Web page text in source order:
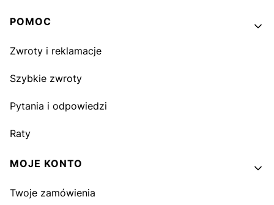
Linki w stopce
POMOC
Zwroty i reklamacje
Szybkie zwroty
Pytania i odpowiedzi
Raty
MOJE KONTO
Twoje zamówienia